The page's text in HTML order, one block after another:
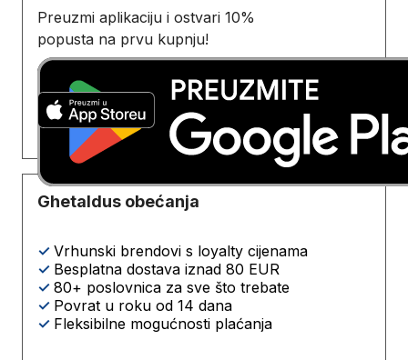
Preuzmi aplikaciju i ostvari 10%
popusta na prvu kupnju!
Ghetaldus obećanja
✓ Vrhunski brendovi s loyalty cijenama
✓ Besplatna dostava iznad 80 EUR
✓ 80+ poslovnica za sve što trebate
✓ Povrat u roku od 14 dana
✓ Fleksibilne mogućnosti plaćanja